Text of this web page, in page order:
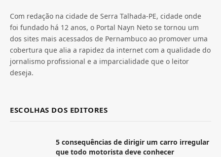
Com redação na cidade de Serra Talhada-PE, cidade onde
foi fundado há 12 anos, o Portal Nayn Neto se tornou um
dos sites mais acessados de Pernambuco ao promover uma
cobertura que alia a rapidez da internet com a qualidade do
jornalismo profissional e a imparcialidade que o leitor
deseja.
ESCOLHAS DOS EDITORES
5 consequências de dirigir um carro irregular
que todo motorista deve conhecer